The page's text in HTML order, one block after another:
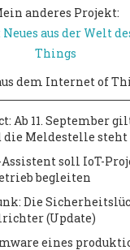
anderes Projekt:
dem Internet of
Ab 11. September
Meldestelle
soll IoT-
begleiten
Die
(Update)
eines